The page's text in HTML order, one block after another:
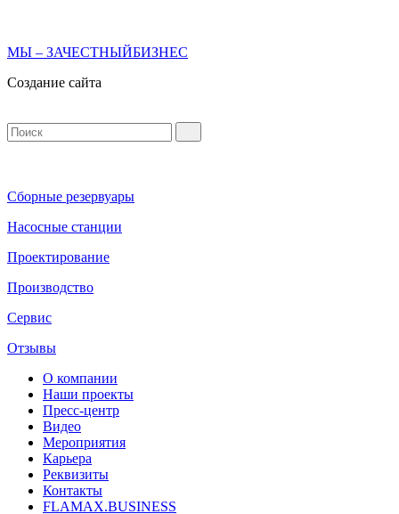
МЫ – ЗАЧЕСТНЫЙБИЗНЕС
Создание сайта
Сборные резервуары
Насосные станции
Проектирование
Производство
Сервис
Отзывы
О компании
Наши проекты
Пресс-центр
Видео
Мероприятия
Карьера
Реквизиты
Контакты
FLAMAX.BUSINESS